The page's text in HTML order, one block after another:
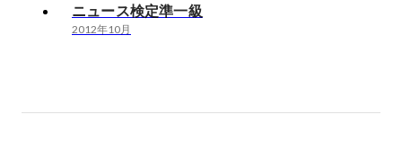
ニュース検定準一級
2012年10月